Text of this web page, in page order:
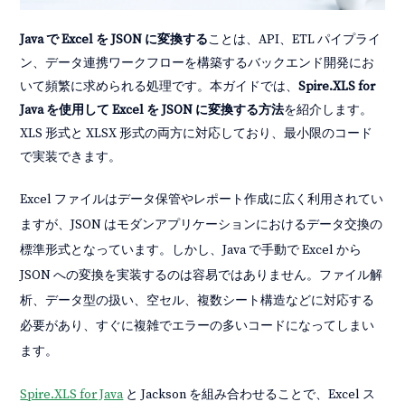
Java で Excel を JSON に変換することは、API、ETL パイプライ
ン、データ連携ワークフローを構築するバックエンド開発にお
いて頻繁に求められる処理です。本ガイドでは、Spire.XLS for
Java を使用して Excel を JSON に変換する方法を紹介します。
XLS 形式と XLSX 形式の両方に対応しており、最小限のコード
で実装できます。
Excel ファイルはデータ保管やレポート作成に広く利用されてい
ますが、JSON はモダンアプリケーションにおけるデータ交換の
標準形式となっています。しかし、Java で手動で Excel から
JSON への変換を実装するのは容易ではありません。ファイル解
析、データ型の扱い、空セル、複数シート構造などに対応する
必要があり、すぐに複雑でエラーの多いコードになってしまい
ます。
Spire.XLS for Javaと Jackson を組み合わせることで、Excel ス